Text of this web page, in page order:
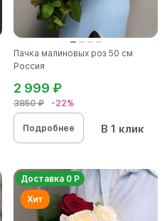
Пачка малиновых роз 50 см
Россия
3850 ₽ -22%
2 999 ₽
Подробнее В 1 клик
Доставка 0 Р